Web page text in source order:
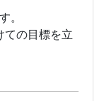
といろいろお